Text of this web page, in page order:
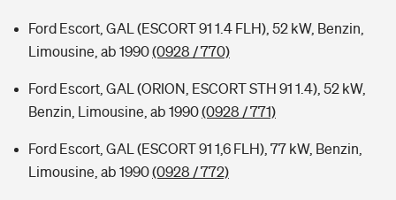
Ford Escort, GAL (ESCORT 91 1.4 FLH), 52 kW, Benzin,
Limousine, ab 1990(0928 / 770)
Ford Escort, GAL (ORION, ESCORT STH 91 1.4), 52 kW,
Benzin, Limousine, ab 1990(0928 / 771)
Ford Escort, GAL (ESCORT 91 1,6 FLH), 77 kW, Benzin,
Limousine, ab 1990(0928 / 772)